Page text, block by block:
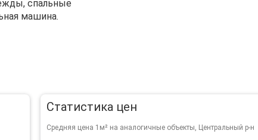
спальные
машина.
Статистика цен
Средняя цена 1м² на аналогичные объекты, Центральный р-н